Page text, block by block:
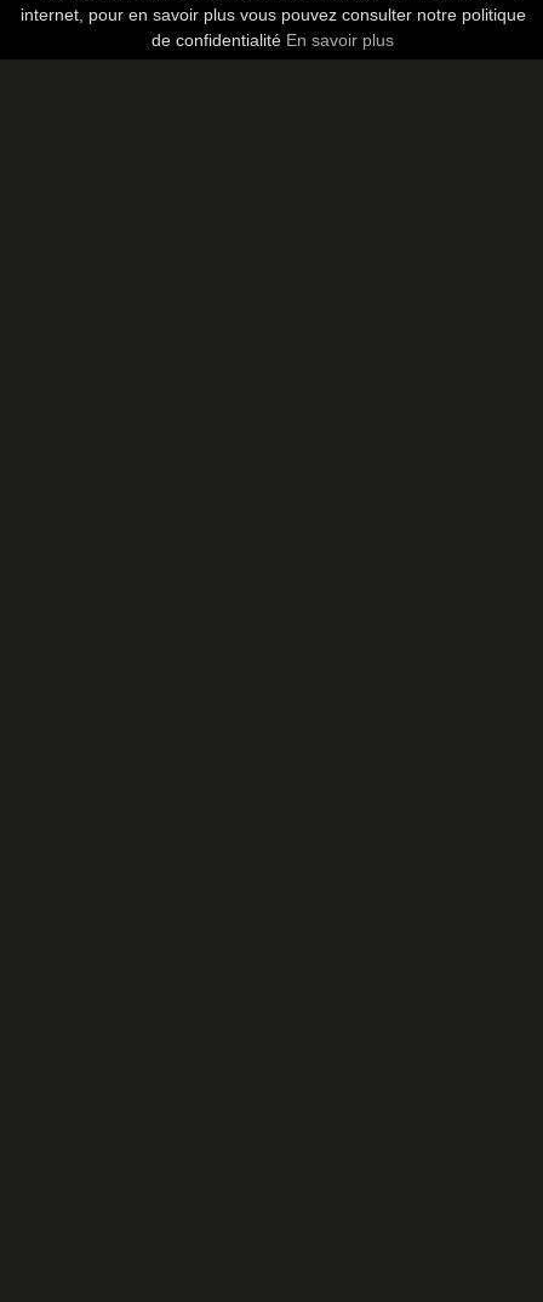
internet, pour en savoir plus vous pouvez consulter notre politique
de confidentialité En savoir plus